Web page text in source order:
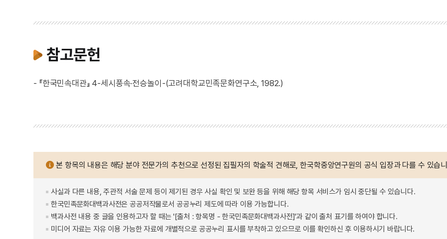
참고문헌
- 『한국민속대관』 4-세시풍속·전승놀이-(고려대학교민족문화연구소, 1982.)
본 항목의 내용은 해당 분야 전문가의 추천으로 선정된 집필자의 학술적 견해로, 한국학중앙연구원의 공식 입장과 다를 수 있습
사실과 다른 내용, 주관적 서술 문제 등이 제기된 경우 사실 확인 및 보완 등을 위해 해당 항목 서비스가 임시 중단될 수 있습니다.
한국민족문화대백과사전은 공공저작물로서 공공누리 제도에 따라 이용 가능합니다.
백과사전 내용 중 글을 인용하고자 할 때는 '[출처 : 항목명 - 한국민족문화대백과사전]'과 같이 출처 표기를 하여야 합니다.
미디어 자료는 자유 이용 가능한 자료에 개별적으로 공공누리 표시를 부착하고 있으므로 이를 확인하신 후 이용하시기 바랍니다.